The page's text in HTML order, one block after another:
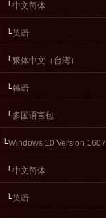
└中文简体
└英语
└繁体中文（台湾）
└韩语
└多国语言包
└Windows 10 Version 1607
└中文简体
└英语